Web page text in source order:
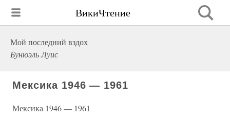
ВикиЧтение
Мой последний вздох
Бунюэль Луис
Мексика 1946 — 1961
Мексика 1946 — 1961